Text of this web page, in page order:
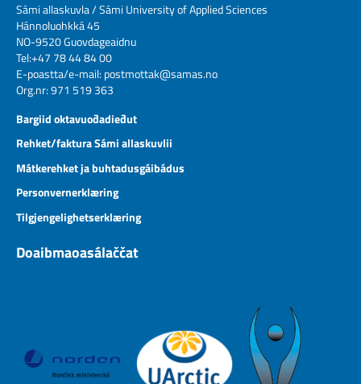
Sámi allaskuvla / Sámi University of Applied Sciences
Hánnoluohkká 45
NO-9520 Guovdageaidnu
Tel:+47 78 44 84 00
E-poastta/e-mail:postmottak@samas.no
Org.nr: 971 519 363
Bargiid oktavuođadieđut
Rehket/faktura Sámi allaskuvlii
Mátkerehket ja buhtadusgáibádus
Personvernerklæring
Tilgjengelighetserklæring
Doaibmaoasálaččat